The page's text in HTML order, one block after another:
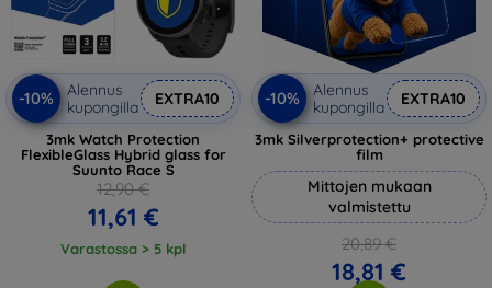
-10%
Alennus
kupongilla
EXTRA10
3mk Watch Protection
FlexibleGlass Hybrid glass for
Suunto Race S
12,90 €
11,61 €
Varastossa > 5 kpl
-10%
Alennus
kupongilla
EXTRA10
3mk Silverprotection+ protective
film
Mittojen mukaan
valmistettu
20,89 €
18,81 €